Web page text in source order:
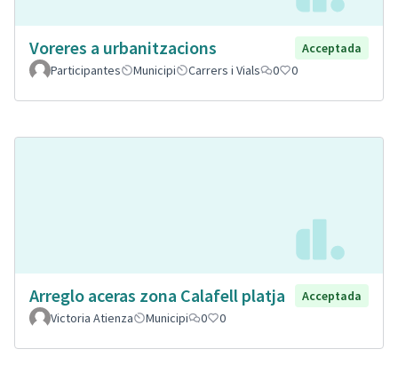
Voreres a urbanitzacions
Acceptada
Participantes
Municipi Carrers i Vials 0 0
Arreglo aceras zona Calafell platja
Acceptada
Victoria Atienza
Municipi 0 0